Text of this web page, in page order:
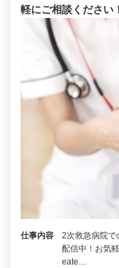
軽にご相談ください！
仕事内容
2次救急病院で
配信中！お気
eate…